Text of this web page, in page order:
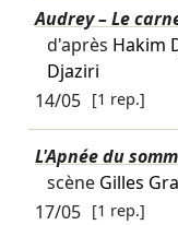
Audrey – Le
d'après Hakim
Djaziri
14/05 [1 rep.]
L'Apnée du
scène Gilles
17/05 [1 rep.]